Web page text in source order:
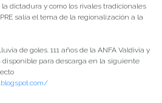
dictadura y como los rivales tradicionales
salía el tema de la regionalización a la
de goles. 111 años de la ANFA Valdivia y
disponible para descarga en la siguiente